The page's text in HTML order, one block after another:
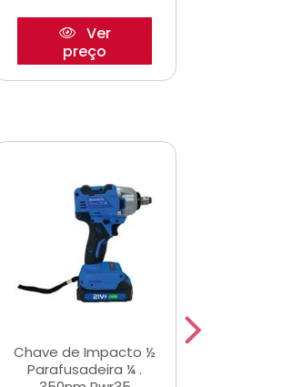
Ver
preço
Chave de Impacto ½
Parafusadeira ¼ .